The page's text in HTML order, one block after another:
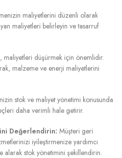
maliyetlerini düzenli olarak
maliyetleri belirleyin ve tasarruf
maliyetleri düşürmek için önemlidir.
malzeme ve enerji maliyetlerini
stok ve maliyet yönetimi konusunda
daha verimli hale getirir.
Değerlendirin: Müşteri geri
iyileştirmenize yardımcı
alarak stok yönetimini şekillendirin.